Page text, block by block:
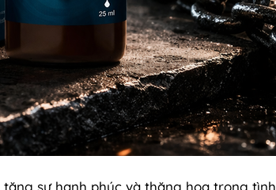
sự hạnh phúc và thăng hoa trong tình